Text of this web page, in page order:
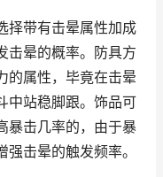
择带有击晕属性加成
击晕的概率。防具方
的属性，毕竟在击晕
中站稳脚跟。饰品可
暴击几率的，由于暴
击晕的触发频率。